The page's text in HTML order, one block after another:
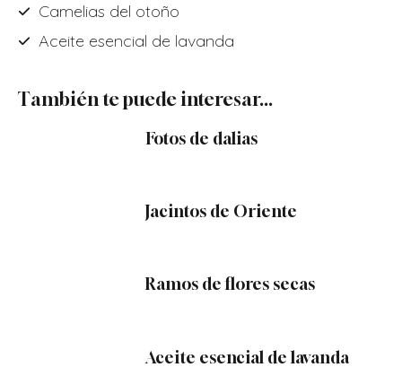
Camelias del otoño
Aceite esencial de lavanda
También te puede interesar...
Fotos de dalias
Jacintos de Oriente
Ramos de flores secas
Aceite esencial de lavanda